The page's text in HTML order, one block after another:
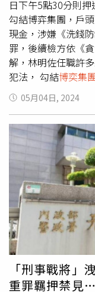
日下午5點30分則
勾結博弈集團，戶
現金，涉嫌《洗錢
罪，後續檢方依《
解，林明佐任職許
犯法， 勾結博奕集
佐在期間多次洩密
撤離，導致警方多
賭資粗估超過10億
走露風聲屢次造成
竟有超過2千萬元
的住宅查獲百萬元
多為可疑渠道，與
為林明佐有逃亡、
將林明佐裁定收押
接見、通信和收受
報矯正署，篩選1名
一個房間。台中看
的明日之星，卻因
事在警界傳開後，
05月04日, 2024
「刑事戰將
重罪羈押禁見